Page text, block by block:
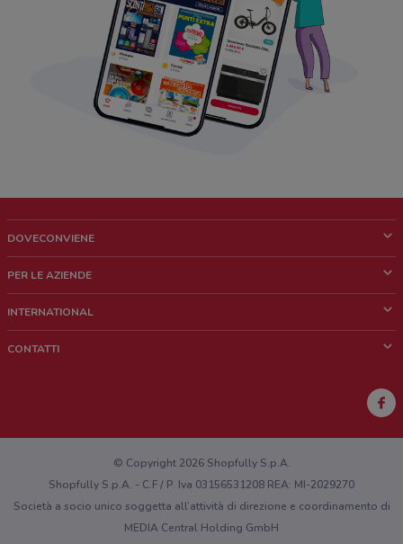
DOVECONVIENE
Chi siamo
Lavora con noi
PER LE AZIENDE
Richieste commerciali e marketing
INTERNATIONAL
CONTATTI
Hai un malfunzionamento sul web o sull'app?
© Copyright 2026 Shopfully S.p.A.
Shopfully S.p.A. - C.F / P. Iva 03156531208 REA: MI-2029270
Società a socio unico soggetta all’attività di direzione e coordinamento di
MEDIA Central Holding GmbH